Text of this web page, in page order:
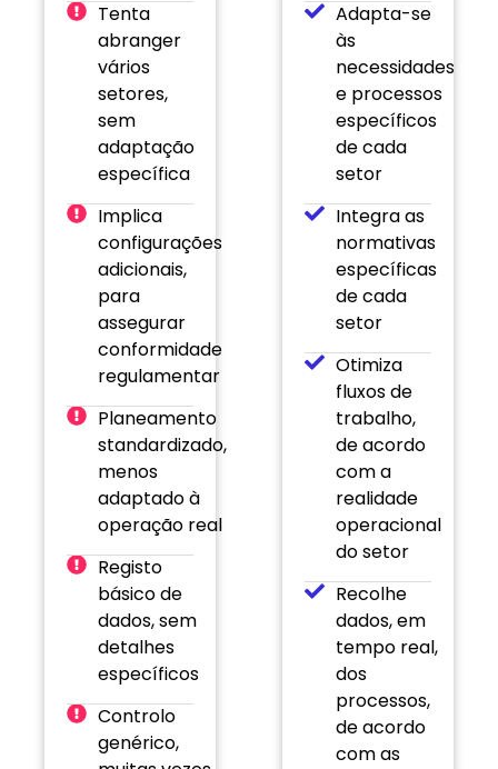
Tenta
abranger
vários
setores,
sem
adaptação
específica
Implica
configurações
adicionais,
para
assegurar
conformidade
regulamentar
Planeamento
standardizado,
menos
adaptado à
operação real
Registo
básico de
dados, sem
detalhes
específicos
Controlo
genérico,
Adapta-se
às
necessidades
e processos
específicos
de cada
setor
Integra as
normativas
específicas
de cada
setor
Otimiza
fluxos de
trabalho,
de acordo
com a
realidade
operacional
do setor
Recolhe
dados, em
tempo real,
dos
processos,
de acordo
com as